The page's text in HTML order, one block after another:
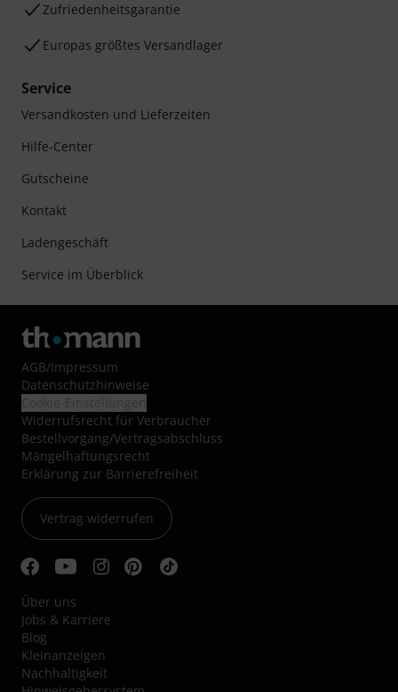
Zufriedenheitsgarantie
Europas größtes Versandlager
Service
Versandkosten und Lieferzeiten
Hilfe-Center
Gutscheine
Kontakt
Ladengeschäft
Service im Überblick
AGB/Impressum
Datenschutzhinweise
Widerrufsrecht für Verbraucher
Bestellvorgang/Vertragsabschluss
Mängelhaftungsrecht
Erklärung zur Barrierefreiheit
Vertrag widerrufen
Über uns
Jobs & Karriere
Blog
Kleinanzeigen
Nachhaltigkeit